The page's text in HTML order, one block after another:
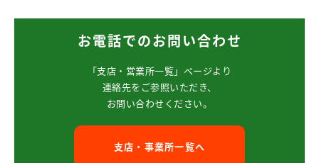
お電話でのお問い合わせ
「支店・営業所一覧」ページより
連絡先をご参照いただき、
お問い合わせください。
支店・事業所一覧へ